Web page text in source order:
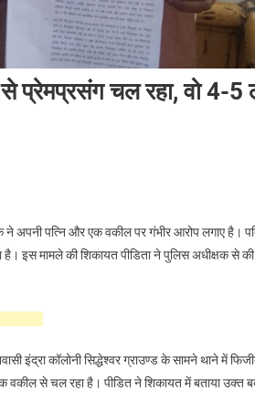
से प्रेमप्रसंग चल रहा, वो 4-
पत्नि और ए​क वकील पर गंभीर आरोप लगाए है।
इस मामले की शिकायत पीडिता ने पुलिस अधीक्षक से
इंद्रा कॉलोनी सिद्धेश्वर ग्राउण्ड के सामने थाने में
एक वकील से चल रहा है। पीडित ने शिकायत में बताया